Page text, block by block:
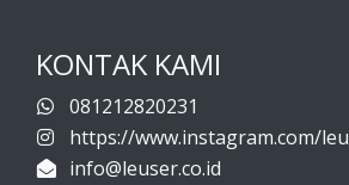
KONTAK KAMI
081212820231
https://www.instagram.com/
info@leuser.co.id